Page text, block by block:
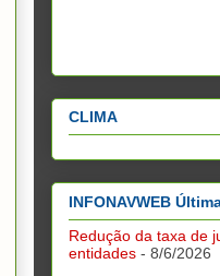
CLIMA
INFONAVWEB
Redução da taxa de
entidades - 8/6/2026